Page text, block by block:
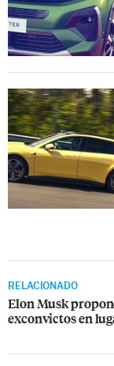
RELACIONADO
Elon Musk
exconvictos en